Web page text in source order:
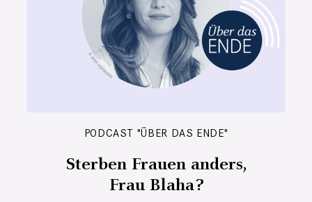
PODCAST "ÜBER DAS ENDE"
Sterben Frauen anders,
Frau Blaha?